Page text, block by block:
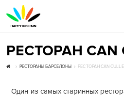
РЕСТОРАН CAN
РЕСТОРАНЫ БАРСЕЛОНЫ РЕСТОРАН CAN
Один из самых старинных